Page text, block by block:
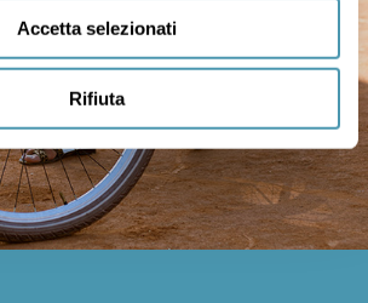
Accetta selezionati
Rifiuta